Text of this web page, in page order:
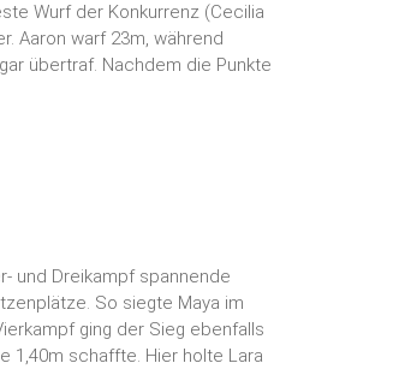
Wurf der Konkurrenz (Cecilia
Aaron warf 23m, während
übertraf. Nachdem die Punkte
und Dreikampf spannende
So siegte Maya im
ging der Sieg ebenfalls
1,40m schaffte. Hier holte Lara